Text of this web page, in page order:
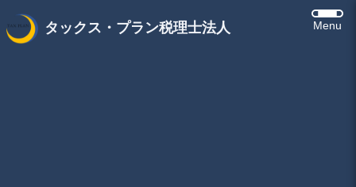
タックス・プラン税理士法人 Menu